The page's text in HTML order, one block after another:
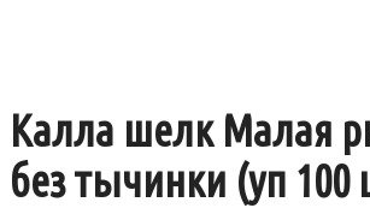
Калла шелк Малая
без тычинки (уп 100